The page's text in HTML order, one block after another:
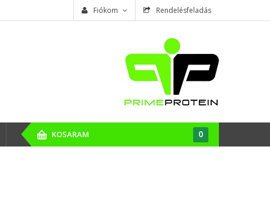
Fiókom Rendelésfeladás
KOSARAM 0